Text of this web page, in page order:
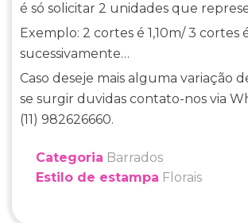
é só solicitar 2 unidades que
Exemplo: 2 cortes é 1,10m/ 3 cortes
sucessivamente…
Caso deseje mais alguma variação
se surgir duvidas contato-nos via
(11) 982626660.
Categoria Barrados
Estilo de estampa Florais